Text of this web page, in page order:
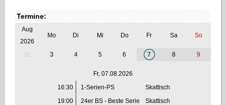
Termine:
Aug
2026
Mo Di Mi Do Fr Sa So
32 3 4 5 6 7 8 9
Fr, 07.08.2026
16:30
1-Serien-PS
Skattisch
19:00
24er BS - Beste Serie
Skattisch